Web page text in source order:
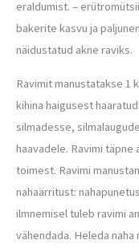
eraldumist. –
bakerite kasvu ja
näidustatud akne raviks.
Ravimit manustatakse 1
kihina haigusest
silmadesse,
haavadele. Ravimi täpne
toimest. Ravimi
nahaärritust:
ilmnemisel tuleb ravimi
vähendada. Heleda